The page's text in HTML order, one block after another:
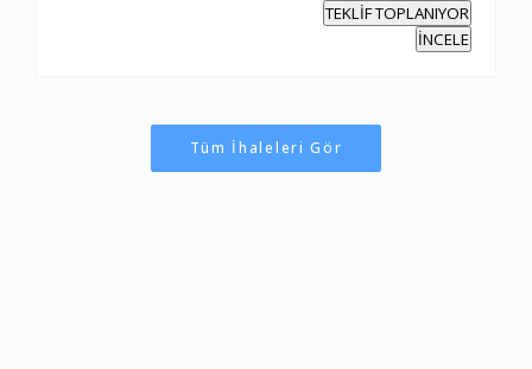
TEKLİF TOPLANIYOR
İNCELE
Tüm İhaleleri Gör